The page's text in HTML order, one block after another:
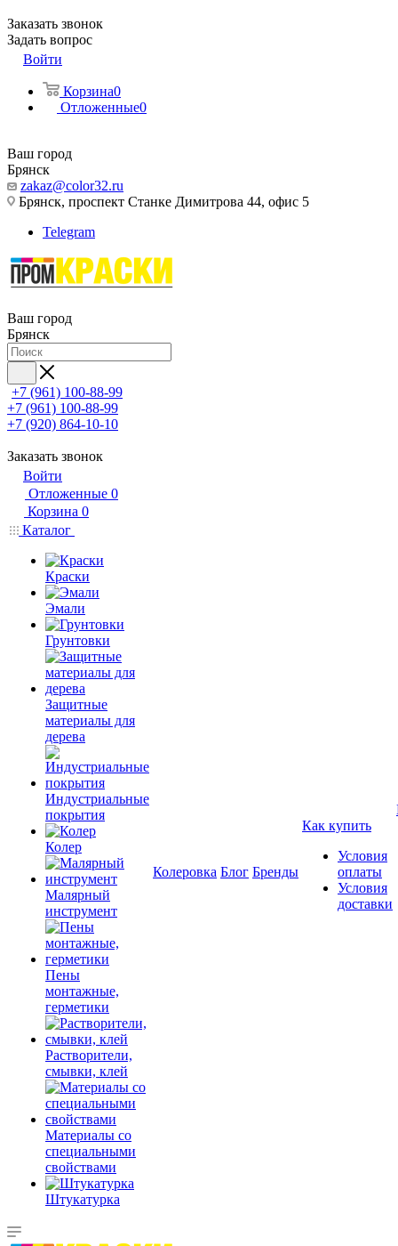
Заказать звонок
Задать вопрос
Войти
Корзина0
Отложенные0
Ваш город
Брянск
zakaz@color32.ru
Брянск, проспект Станке Димитрова 44, офис 5
Telegram
Ваш город
Брянск
+7 (961) 100-88-99
+7 (961) 100-88-99
+7 (920) 864-10-10
Заказать звонок
Войти
Отложенные 0
Корзина 0
Каталог
Краски
Эмали
Грунтовки
Защитные
материалы для
дерева
Индустриальные
покрытия
Колер
Малярный
инструмент
Пены
монтажные,
герметики
Растворители,
смывки, клей
Материалы со
специальными
свойствами
Штукатурка
Колеровка Блог Бренды
Как купить
Условия
оплаты
Условия
доставки